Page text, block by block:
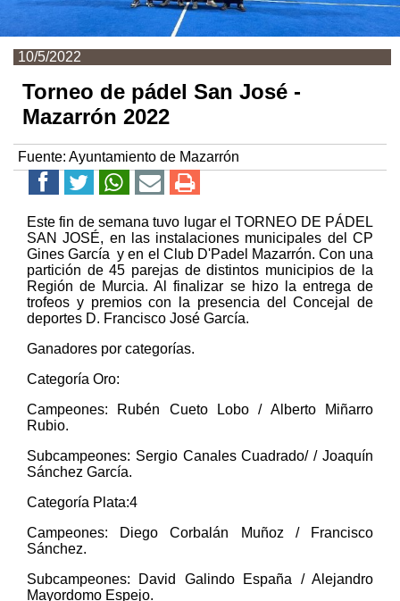
10/5/2022
Torneo de pádel San José -
Mazarrón 2022
Fuente: Ayuntamiento de Mazarrón
Este fin de semana tuvo lugar el TORNEO DE PÁDEL
SAN JOSÉ, en las instalaciones municipales del CP
Gines García y en el Club D'Padel Mazarrón. Con una
partición de 45 parejas de distintos municipios de la
Región de Murcia. Al finalizar se hizo la entrega de
trofeos y premios con la presencia del Concejal de
deportes D. Francisco José García.
Ganadores por categorías.
Categoría Oro:
Campeones: Rubén Cueto Lobo / Alberto Miñarro
Rubio.
Subcampeones: Sergio Canales Cuadrado/ / Joaquín
Sánchez García.
Categoría Plata:4
Campeones: Diego Corbalán Muñoz / Francisco
Sánchez.
Subcampeones: David Galindo España / Alejandro
Mayordomo Espejo.